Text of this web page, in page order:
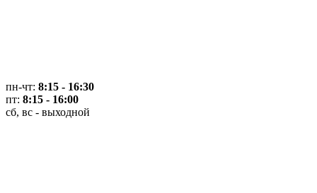
пн-чт: 8:15 - 16:30
пт: 8:15 - 16:00
сб, вс - выходной